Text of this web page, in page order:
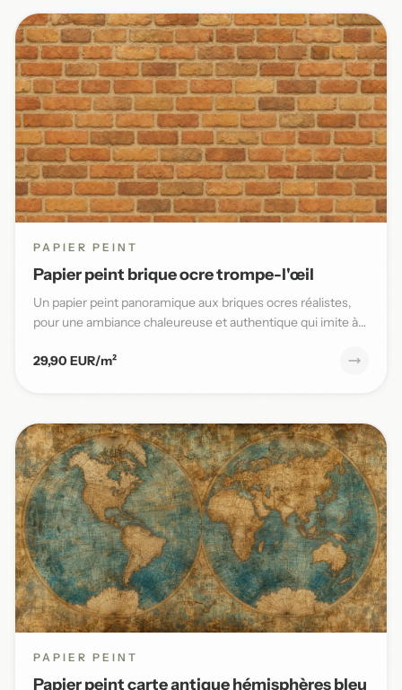
PAPIER PEINT
Papier peint brique ocre trompe-l'œil
Un papier peint panoramique aux briques ocres réalistes,
pour une ambiance chaleureuse et authentique qui imite à
29,90 EUR/m²
PAPIER PEINT
Papier peint carte antique hémisphères bleu